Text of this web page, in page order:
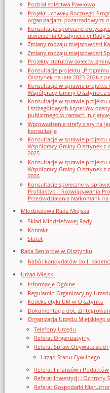
Podział sołectwa Pawłowo
Projekt uchwały Rocznego
organizacjami pozarządowymi
Konsultacje społeczne
utworzenia Olsztyneckiej Rady
Zmiany rodzaju miejscowości
Zmiany rodzaju miejscowości
Projekty statutów sołectw
Konsultacje projektu
Olsztynek na lata 2023-2026 z
Konsultacje w sprawie projektu
Współpracy Gminy Olsztynek
Konsultacje w sprawie projektu
i szczegółowych kryteriów
publicznego w ramach
Wprowadzenie strefy ciszy na
konsultacje
Konsultacje w sprawie projektu
Współpracy Gminy Olsztynek
2025
Konsultacje w sprawie projektu
Współpracy Gminy Olsztynek
2026
Konsultacje społeczne w
Profilaktyki i Rozwiązywania
Przeciwdziałania Narkomanii
Młodzieżowa Rada Miejska
Skład Młodzieżowej Rady
Kontakt
Statut
Rada Seniorów w Olsztynku
Nabór kandydatów do II
Urząd Miejski
Informacje Ogólne
Regulamin Organizacyjny
Kodeks etyki UM w Olsztynku
Dokumentacja dot.
Organizacja Urzędu Miejskiego
Telefony Urzędu
Referat Organizacyjny
Referat Spraw Obywatelskich
Urząd Stanu Cywilnego
Referat Finansów i Podatków
Referat Inwestycji i Ochrony
Referat Gospodarki